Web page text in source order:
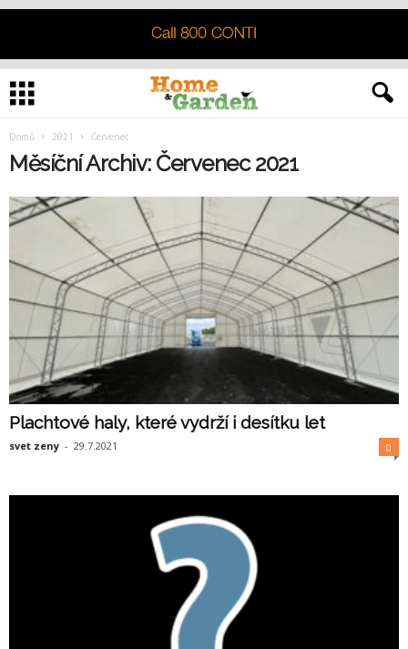
Domů 2021 Červenec
Měsíční Archiv: Červenec 2021
Plachtové haly, které vydrží i desítku let
svet zeny - 29.7.2021 0